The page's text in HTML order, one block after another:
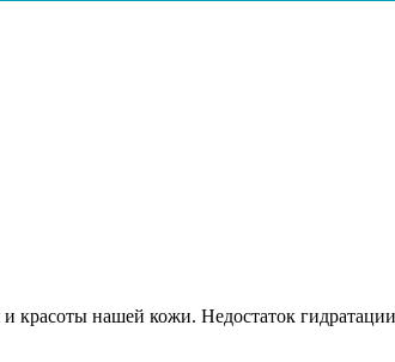
красоты нашей кожи. Недостаток